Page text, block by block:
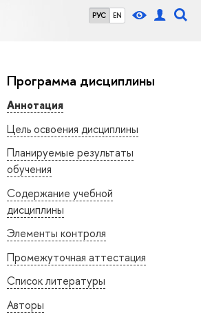
РУС EN
Программа дисциплины
Аннотация
Цель освоения дисциплины
Планируемые результаты
обучения
Содержание учебной
дисциплины
Элементы контроля
Промежуточная аттестация
Список литературы
Авторы